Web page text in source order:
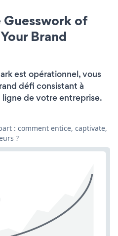
of
Brand
est opérationnel, vous
défi consistant à
de votre entreprise.
: comment entice, captivate,
?